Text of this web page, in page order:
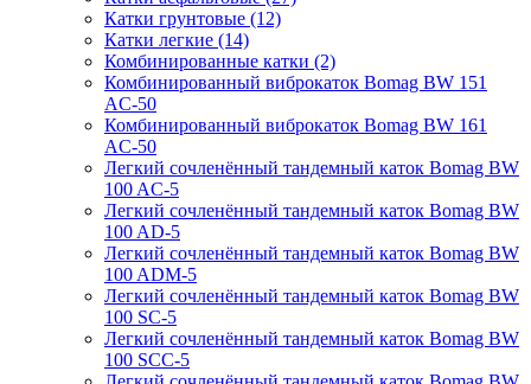
Катки грунтовые (12)
Катки легкие (14)
Комбинированные катки (2)
Комбинированный виброкаток Bomag BW 151
AC-50
Комбинированный виброкаток Bomag BW 161
AC-50
Легкий сочленённый тандемный каток Bomag BW
100 AC-5
Легкий сочленённый тандемный каток Bomag BW
100 AD-5
Легкий сочленённый тандемный каток Bomag BW
100 ADM-5
Легкий сочленённый тандемный каток Bomag BW
100 SC-5
Легкий сочленённый тандемный каток Bomag BW
100 SCC-5